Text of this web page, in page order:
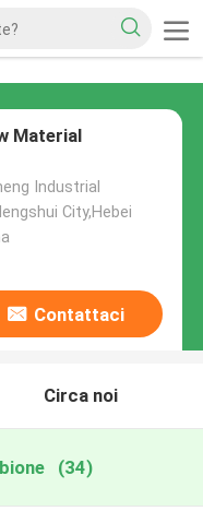
Material
Industrial
City,Hebei
Contattaci
Circa noi
(34)